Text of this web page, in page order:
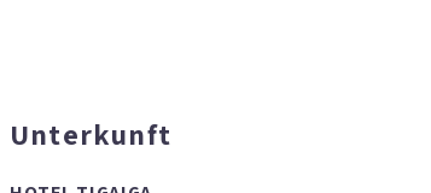
Unterkunft